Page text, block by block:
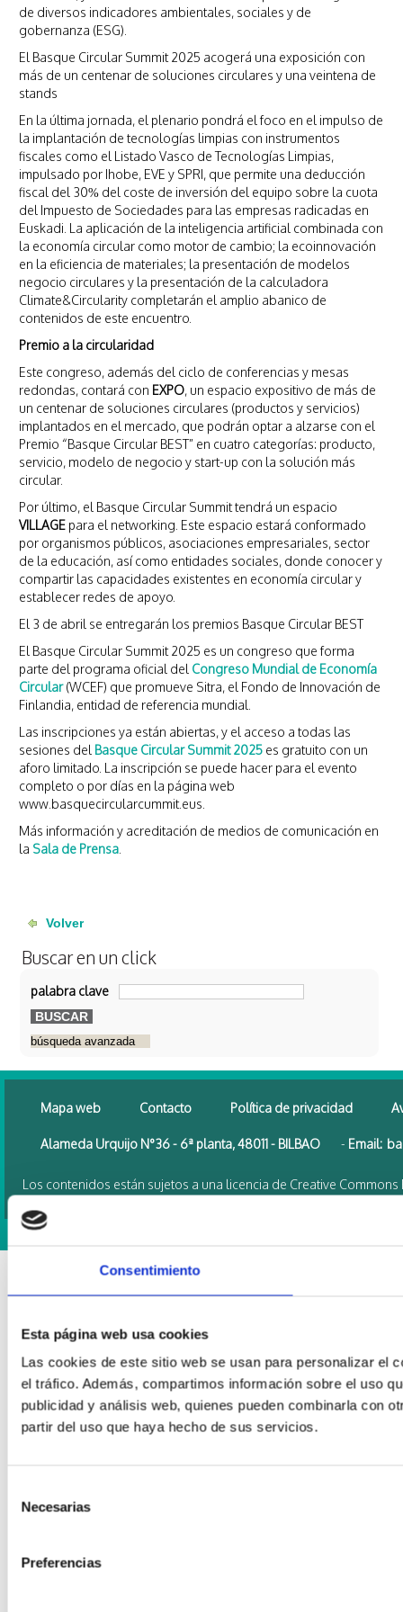
Consentimiento
Esta página web usa cookies
Las cookies de este sitio web se usan para personalizar el
el tráfico. Además, compartimos información sobre el uso
publicidad y análisis web, quienes pueden combinarla con
partir del uso que haya hecho de sus servicios.
Necesarias
Preferencias
de diversos indicadores ambientales, sociales y de
gobernanza (ESG).
El Basque Circular Summit 2025 acogerá una exposición con
más de un centenar de soluciones circulares y una veintena de
stands
En la última jornada, el plenario pondrá el foco en el impulso de
la implantación de tecnologías limpias con instrumentos
fiscales como el Listado Vasco de Tecnologías Limpias,
impulsado por Ihobe, EVE y SPRI, que permite una deducción
fiscal del 30% del coste de inversión del equipo sobre la cuota
del Impuesto de Sociedades para las empresas radicadas en
Euskadi. La aplicación de la inteligencia artificial combinada con
la economía circular como motor de cambio; la ecoinnovación
en la eficiencia de materiales; la presentación de modelos
negocio circulares y la presentación de la calculadora
Climate&Circularity completarán el amplio abanico de
contenidos de este encuentro.
Premio a la circularidad
Este congreso, además del ciclo de conferencias y mesas
redondas, contará con EXPO, un espacio expositivo de más de
un centenar de soluciones circulares (productos y servicios)
implantados en el mercado, que podrán optar a alzarse con el
Premio “Basque Circular BEST” en cuatro categorías: producto,
servicio, modelo de negocio y start-up con la solución más
circular.
Por último, el Basque Circular Summit tendrá un espacio
VILLAGE para el networking. Este espacio estará conformado
por organismos públicos, asociaciones empresariales, sector
de la educación, así como entidades sociales, donde conocer y
compartir las capacidades existentes en economía circular y
establecer redes de apoyo.
El 3 de abril se entregarán los premios Basque Circular BEST
El Basque Circular Summit 2025 es un congreso que forma
parte del programa oficial del Congreso Mundial de Economía
Circular(WCEF) que promueve Sitra, el Fondo de Innovación de
Finlandia, entidad de referencia mundial.
Las inscripciones ya están abiertas, y el acceso a todas las
sesiones del Basque Circular Summit 2025 es gratuito con un
aforo limitado. La inscripción se puede hacer para el evento
completo o por días en la página web
www.basquecircularcummit.eus.
Más información y acreditación de medios de comunicación en
la Sala de Prensa
Buscar en un click
palabra clave
Mapa web Contacto Política de privacidad
Alameda Urquijo N°36 - 6ª planta, 48011 - BILBAO - Email:
Los contenidos están sujetos a una licencia de Creative